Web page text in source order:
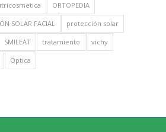
ORTOPEDIA
SOLAR FACIAL protección solar
SMILEAT tratamiento vichy
Óptica